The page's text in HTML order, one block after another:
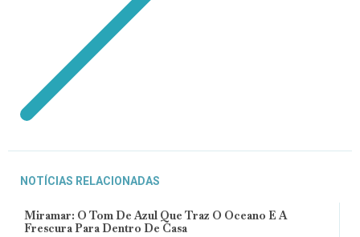
NOTÍCIAS RELACIONADAS
Miramar: O Tom De Azul Que Traz O Oceano E A
Frescura Para Dentro De Casa